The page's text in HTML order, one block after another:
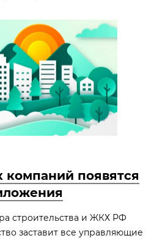
появятся
строительства и ЖКХ РФ
заставит все управляющие